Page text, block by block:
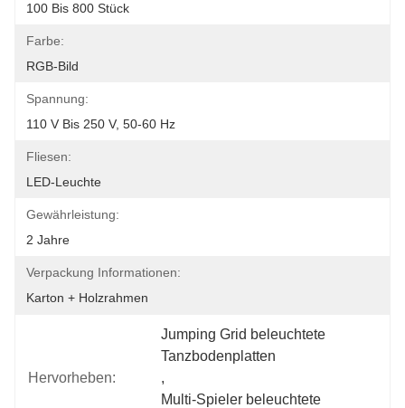
100 Bis 800 Stück
Farbe:
RGB-Bild
Spannung:
110 V Bis 250 V, 50-60 Hz
Fliesen:
LED-Leuchte
Gewährleistung:
2 Jahre
Verpackung Informationen:
Karton + Holzrahmen
Hervorheben:
Jumping Grid beleuchtete
Tanzbodenplatten
,
Multi-Spieler beleuchtete